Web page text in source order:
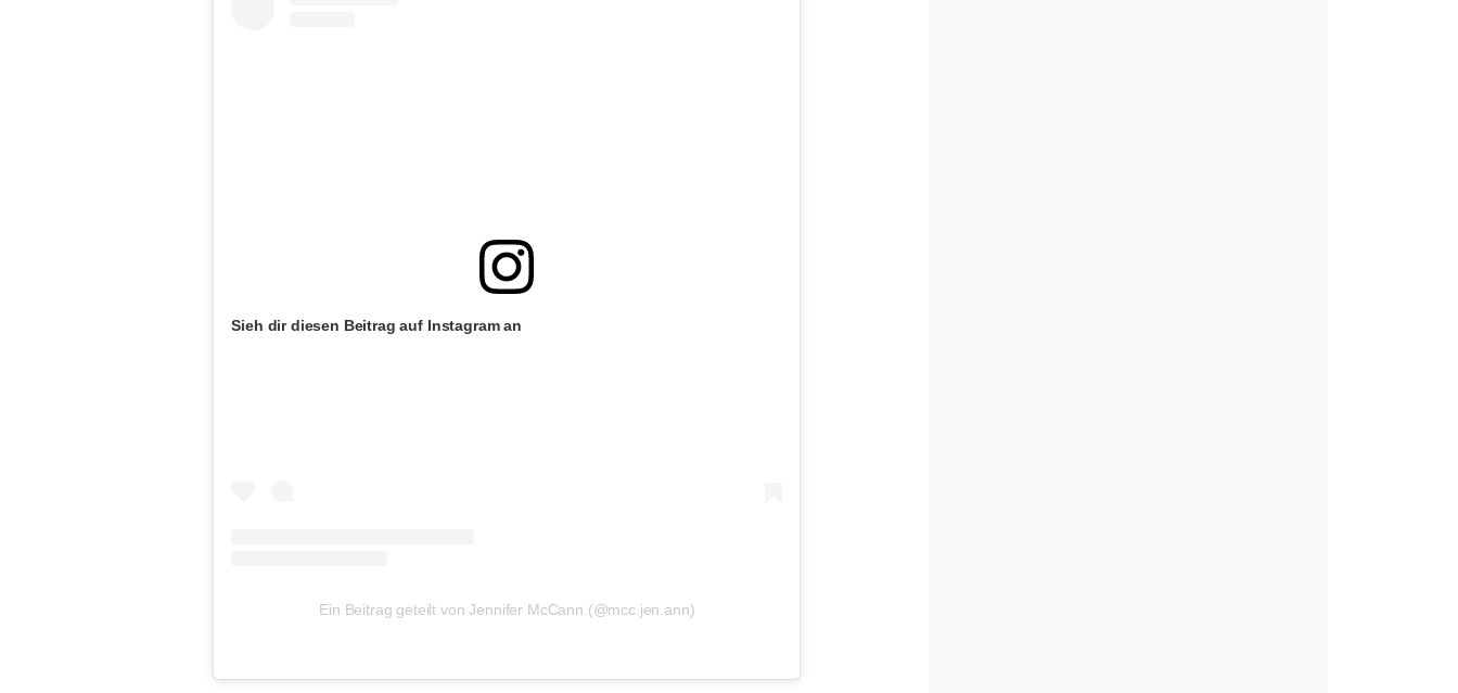
Sieh dir diesen Beitrag auf Instagram an
Ein Beitrag geteilt von Jennifer McCann (@mcc.jen.ann)